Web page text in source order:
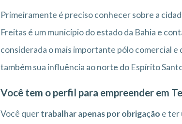
Primeiramente é preciso conhecer sobre a
Freitas é um município do estado da Bahia e
considerada o mais importante pólo comercial
também sua influência ao norte do Espírito
Você tem o perfil para empreender em
Você quertrabalhar apenas por obrigação e ter